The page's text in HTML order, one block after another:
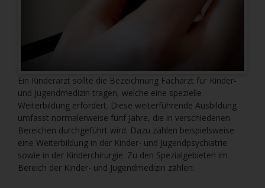
Ein Kinderarzt sollte die Bezeichnung Facharzt für Kinder-
und Jugendmedizin tragen, welche eine spezielle
Weiterbildung erfordert. Diese weiterführende Ausbildung
umfasst normalerweise fünf Jahre, die in verschiedenen
Bereichen durchgeführt wird. Dazu zählen beispielsweise
eine Weiterbildung in der Kinder- und Jugendpsychiatrie
sowie in der Kinderchirurgie. Zu den Spezialgebieten im
Bereich der Kinder- und Jugendmedizin zählen: